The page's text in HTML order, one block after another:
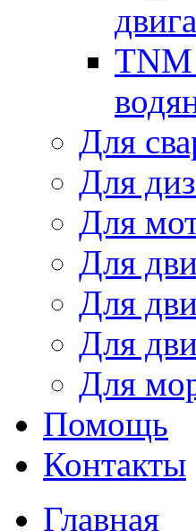
TNM
Для
Для
Для
Для
Для
Для
Для
Помощь
Контакты
Главная